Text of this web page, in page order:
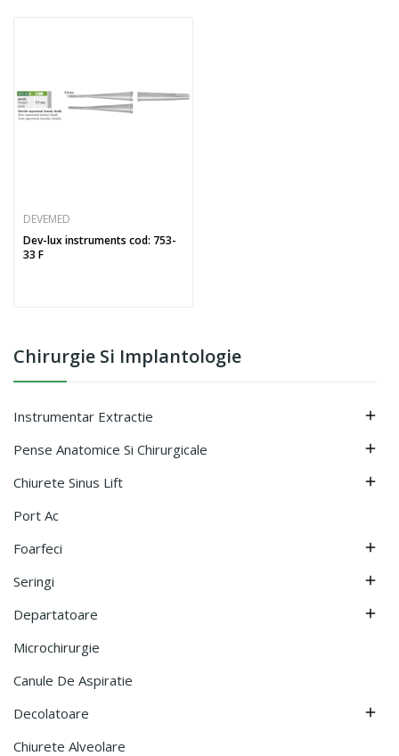
Chirurgie Si Implantologie
Instrumentar Extractie 
Pense Anatomice Si Chirurgicale 
Chiurete Sinus Lift 
Port Ac
Foarfeci

Seringi 
Departatoare 
Microchirurgie
Canule De Aspiratie
Decolatoare

Chiurete Alveolare
DEVEMED
Dev-lux instruments cod: 753-
33 F